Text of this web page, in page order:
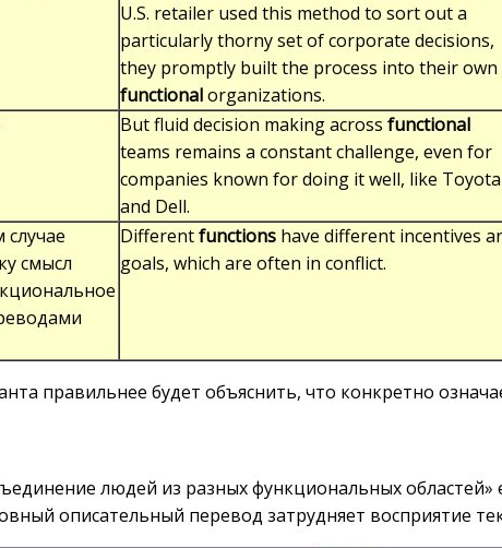
U.S. retailer used this method to sort out a
particularly thorny set of corporate decisions,
they promptly built the process into their own
functionalorganizations.
But fluid decision making across functional
teams remains a constant challenge, even for
companies known for doing it well, like Toyota
and Dell.
смысл
Differentfunctions have different incentives
goals, which are often in conflict.
правильнее будет объяснить, что конкретно
людей из разных функциональных
описательный перевод затрудняет восприятие